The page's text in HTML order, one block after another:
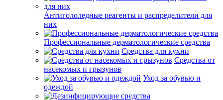
Антигололедные реагенты и распределители для
них
Профессиональные дерматологические средства
Средства для кухни
Средства от
насекомых и грызунов
Уход за обувью и
одеждой